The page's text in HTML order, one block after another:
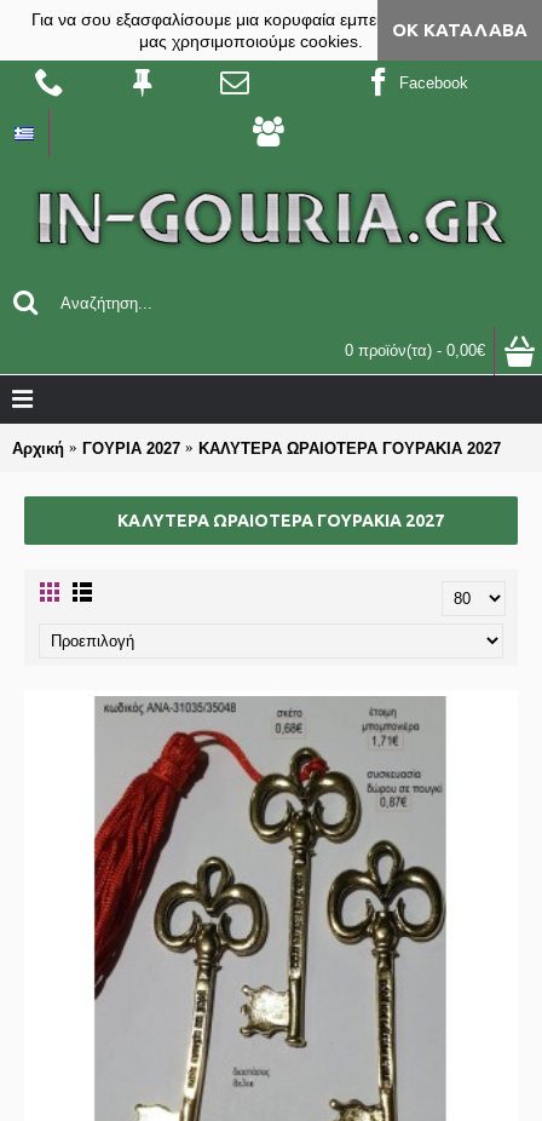
Για να σου εξασφαλίσουμε μια κορυφαία εμπειρία, στο site
μας χρησιμοποιούμε cookies.
ΟΚ ΚΑΤΆΛΑΒΑ
Facebook
0 προϊόν(τα) - 0,00€
Αρχική ΓΟΥΡΙΑ 2027 ΚΑΛΥΤΕΡΑ ΩΡΑΙΟΤΕΡΑ ΓΟΥΡΑΚΙΑ 2027
ΚΑΛΥΤΕΡΑ ΩΡΑΙΟΤΕΡΑ ΓΟΥΡΑΚΙΑ 2027